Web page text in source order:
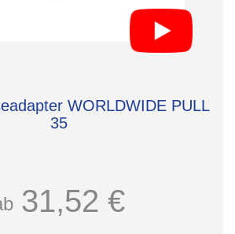
WORLDWIDE PULL
35
31,52 €